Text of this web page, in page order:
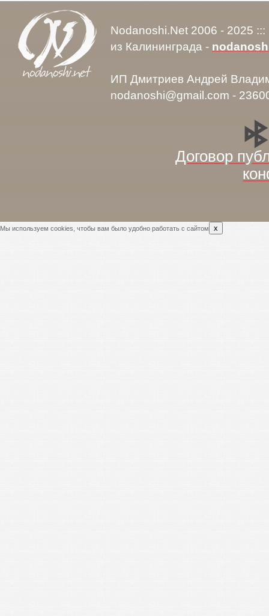
Nodanoshi.Net 2006 - 2025
из Калининграда -
ИП Дмитриев Андрей
nodanoshi@gmail.com -
Договор
Мы используем cookies, чтобы вам было удобно работать с сайтом x